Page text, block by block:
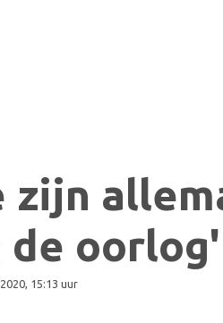
zijn
de oorlog'
15:13 uur